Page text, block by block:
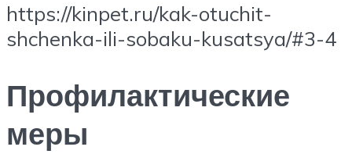
https://kinpet.ru/kak-otuchit-
shchenka-ili-sobaku-kusatsya/#3-4
Профилактические
меры